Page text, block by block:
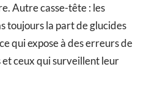
Autre casse-tête : les
toujours la part de glucides
qui expose à des erreurs de
ceux qui surveillent leur